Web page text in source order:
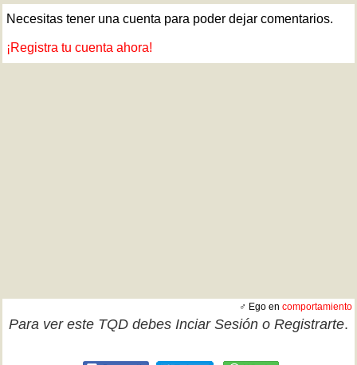
Necesitas tener una cuenta para poder dejar comentarios.
¡Registra tu cuenta ahora!
♂ Ego en comportamiento
Para ver este TQD debes Inciar Sesión o Registrarte.